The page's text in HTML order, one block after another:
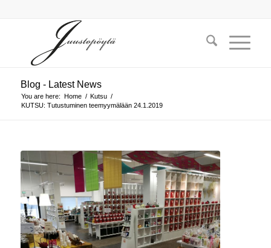
Blog - Latest News
You are here: Home / Kutsu /
KUTSU: Tutustuminen teemyymälään 24.1.2019